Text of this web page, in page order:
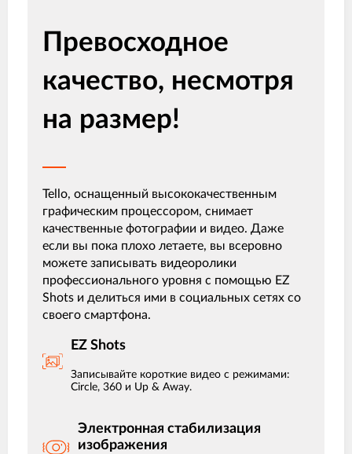
Превосходное
качество, несмотря
на размер!
Tello, оснащенный высококачественным
графическим процессором, снимает
качественные фотографии и видео. Даже
если вы пока плохо летаете, вы всеровно
можете записывать видеоролики
профессионального уровня с помощью EZ
Shots и делиться ими в социальных сетях со
своего смартфона.
EZ Shots
Записывайте короткие видео с режимами:
Circle, 360 и Up & Away.
Электронная стабилизация
изображения